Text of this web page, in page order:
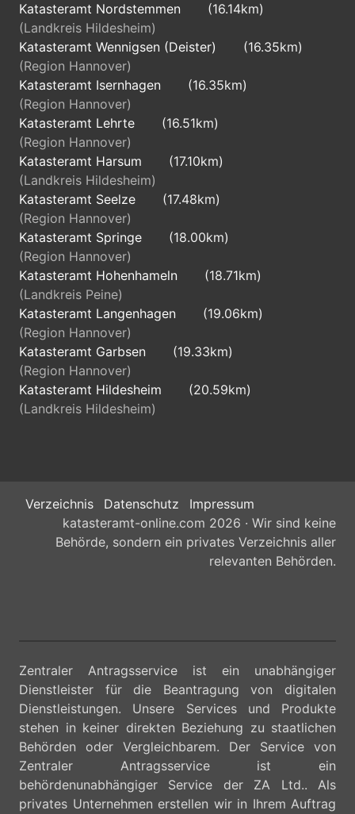
Katasteramt Nordstemmen
(16.14km)
(Landkreis Hildesheim)
Katasteramt Wennigsen (Deister)
(16.35km)
(Region Hannover)
Katasteramt Isernhagen
(16.35km)
(Region Hannover)
Katasteramt Lehrte
(16.51km)
(Region Hannover)
Katasteramt Harsum
(17.10km)
(Landkreis Hildesheim)
Katasteramt Seelze
(17.48km)
(Region Hannover)
Katasteramt Springe
(18.00km)
(Region Hannover)
Katasteramt Hohenhameln
(18.71km)
(Landkreis Peine)
Katasteramt Langenhagen
(19.06km)
(Region Hannover)
Katasteramt Garbsen
(19.33km)
(Region Hannover)
Katasteramt Hildesheim
(20.59km)
(Landkreis Hildesheim)
Verzeichnis Datenschutz
Impressum
katasteramt-online.com 2026 · Wir sind keine
Behörde, sondern ein privates Verzeichnis aller
relevanten Behörden.
Zentraler Antragsservice ist ein unabhängiger
Dienstleister für die Beantragung von digitalen
Dienstleistungen. Unsere Services und Produkte
stehen in keiner direkten Beziehung zu staatlichen
Behörden oder Vergleichbarem. Der Service von
Zentraler Antragsservice ist ein
behördenunabhängiger Service der ZA Ltd.. Als
privates Unternehmen erstellen wir in Ihrem Auftrag